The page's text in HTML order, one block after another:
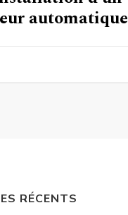
automatique
RÉCENTS